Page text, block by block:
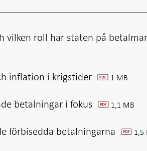
vilken roll har staten på
inflation i krigstider pdf 1 MB
betalningar i fokus pdf 1,1 MB
förbisedda betalningarna pdf 1,5